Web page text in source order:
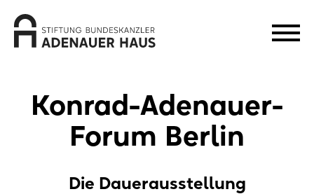
Konrad-Adenauer-
Forum Berlin
Die Dauerausstellung